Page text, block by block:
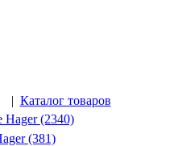
| Каталог товаров
(2340)
(381)